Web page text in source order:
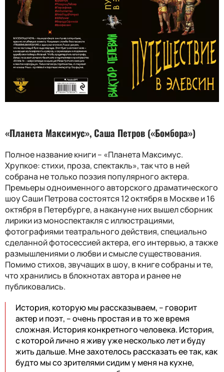
«Планета Максимус», Саша Петров («Бомбора»)
Полное название книги – «Планета Максимус.
Хрупкое: стихи, проза, спектакль», так что в ней
собрана не только поэзия популярного актера.
Премьеры одноименного авторского драматического
шоу Саши Петрова состоятся 12 октября в Москве и 16
октября в Петербурге, а накануне них вышел сборник
лирики из моноспектакля с иллюстрациями,
фотографиями театрального действия, специально
сделанной фотосессией актера, его интервью, а также
размышлениями о любви и смысле существования.
Помимо стихов, звучащих в шоу, в книге собраны и те,
что хранились в блокнотах автора и ранее не
публиковались.
История, которую мы рассказываем, – говорит
актер и поэт, – очень простая и в то же время
сложная. История конкретного человека. История,
с которой лично я живу уже несколько лет и буду
жить дальше. Мне захотелось рассказать ее так, как
будто мы со зрителями сидим у меня на кухне,